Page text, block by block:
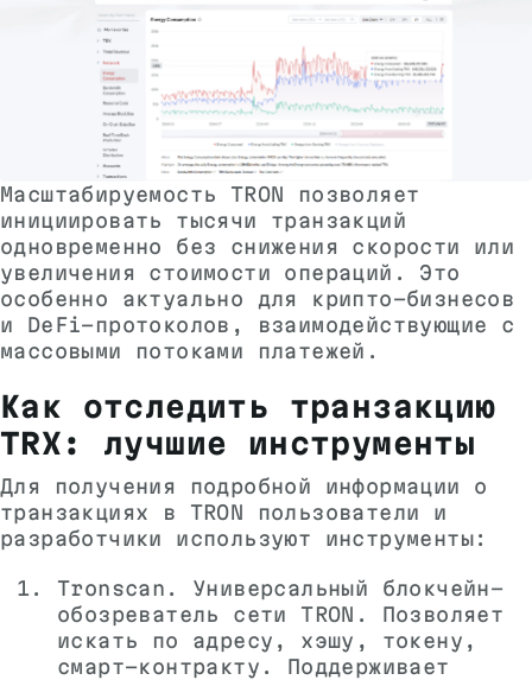
Масштабируемость TRON позволяет
инициировать тысячи транзакций
одновременно без снижения скорости или
увеличения стоимости операций. Это
особенно актуально для крипто-бизнесов
и DeFi-протоколов, взаимодействующие с
массовыми потоками платежей.
Как отследить транзакцию
TRX: лучшие инструменты
Для получения подробной информации о
транзакциях в TRON пользователи и
разработчики используют инструменты:
Tronscan. Универсальный блокчейн-
обозреватель сети TRON. Позволяет
искать по адресу, хэшу, токену,
смарт-контракту. Поддерживает